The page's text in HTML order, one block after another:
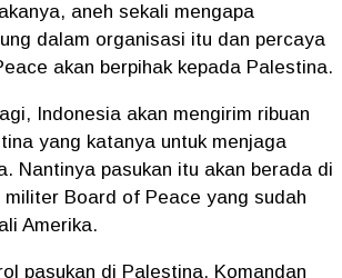
aneh sekali mengapa
dalam organisasi itu dan percaya
akan berpihak kepada Palestina.
Indonesia akan mengirim ribuan
yang katanya untuk menjaga
Nantinya pasukan itu akan berada di
militer Board of Peace yang sudah
Amerika.
pasukan di Palestina, Komandan